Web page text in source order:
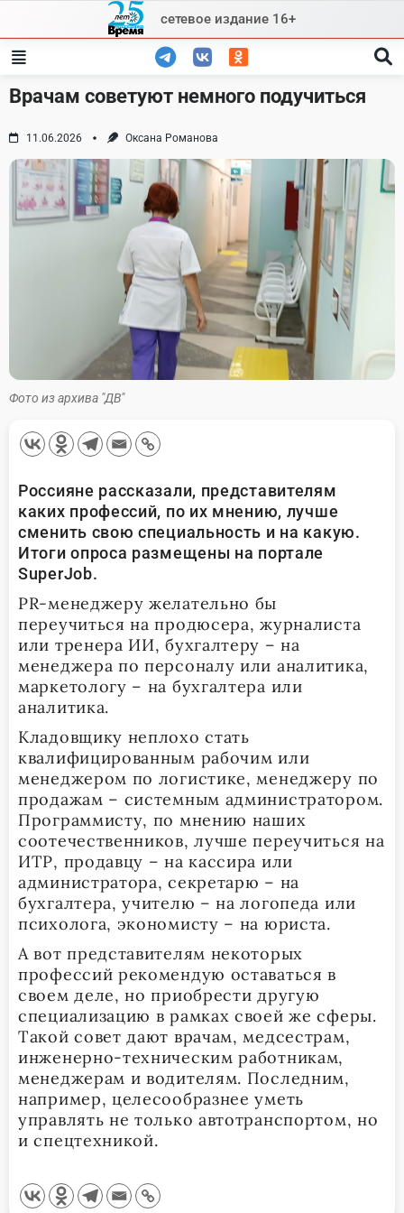
content
сетевое издание 16+
Врачам советуют немного подучиться
11.06.2026 Оксана Романова
Фото из архива "ДВ"
Россияне рассказали, представителям
каких профессий, по их мнению, лучше
сменить свою специальность и на какую.
Итоги опроса размещены на портале
SuperJob.
PR-менеджеру желательно бы
переучиться на продюсера, журналиста
или тренера ИИ, бухгалтеру – на
менеджера по персоналу или аналитика,
маркетологу – на бухгалтера или
аналитика.
Кладовщику неплохо стать
квалифицированным рабочим или
менеджером по логистике, менеджеру по
продажам – системным администратором.
Программисту, по мнению наших
соотечественников, лучше переучиться на
ИТР, продавцу – на кассира или
администратора, секретарю – на
бухгалтера, учителю – на логопеда или
психолога, экономисту – на юриста.
А вот представителям некоторых
профессий рекомендую оставаться в
своем деле, но приобрести другую
специализацию в рамках своей же сферы.
Такой совет дают врачам, медсестрам,
инженерно-техническим работникам,
менеджерам и водителям. Последним,
например, целесообразнее уметь
управлять не только автотранспортом, но
и спецтехникой.